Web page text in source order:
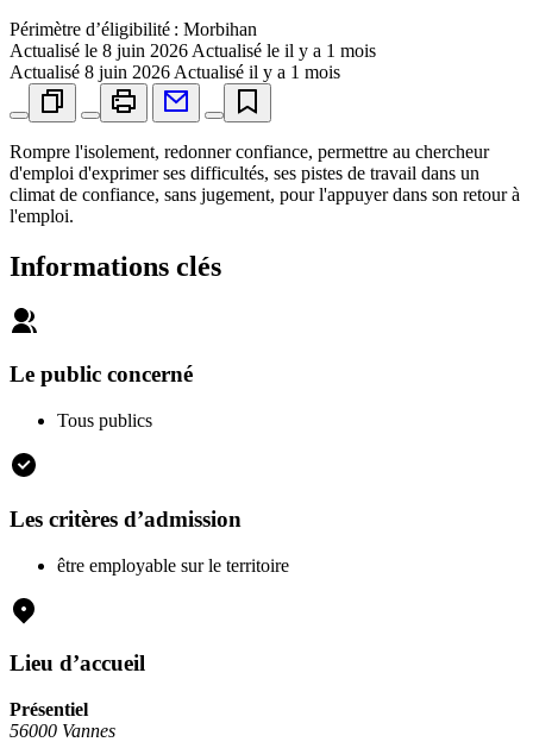
Périmètre d’éligibilité : Morbihan
Actualisé le 8 juin 2026 Actualisé le il y a 1 mois
Actualisé 8 juin 2026 Actualisé il y a 1 mois
Rompre l'isolement, redonner confiance, permettre au chercheur
d'emploi d'exprimer ses difficultés, ses pistes de travail dans un
climat de confiance, sans jugement, pour l'appuyer dans son retour à
l'emploi.
Informations clés
Le public concerné
Tous publics
Les critères d’admission
être employable sur le territoire
Lieu d’accueil
Présentiel
56000 Vannes